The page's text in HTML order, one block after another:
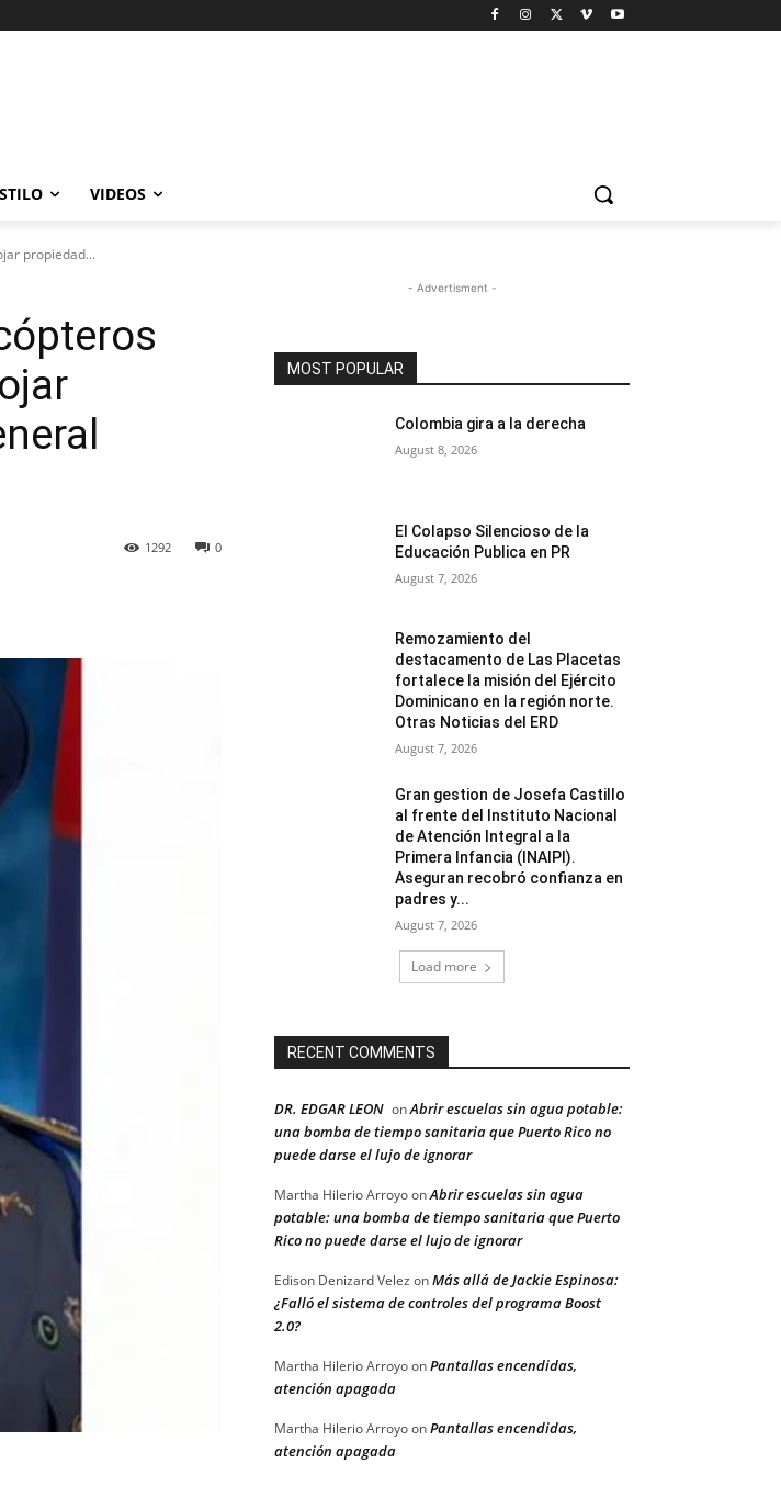
VIDEOS
propiedad...
0
1292
- Advertisment -
MOST POPULAR
Colombia gira a la derecha
August 8, 2026
El Colapso Silencioso de la
Educación Publica en PR
August 7, 2026
Remozamiento del
destacamento de Las Placetas
fortalece la misión del Ejército
Dominicano en la región norte.
Otras Noticias del ERD
August 7, 2026
Gran gestion de Josefa Castillo
al frente del Instituto Nacional
de Atención Integral a la
Primera Infancia (INAIPI).
Aseguran recobró confianza en
padres y...
August 7, 2026
Load more
RECENT COMMENTS
DR. EDGAR LEON onAbrir escuelas sin agua potable:
una bomba de tiempo sanitaria que Puerto Rico no
puede darse el lujo de ignorar
Martha Hilerio ArroyoonAbrir escuelas sin agua
potable: una bomba de tiempo sanitaria que Puerto
Rico no puede darse el lujo de ignorar
Edison Denizard Velez onMás allá de Jackie Espinosa:
¿Falló el sistema de controles del programa Boost
2.0?
Martha Hilerio ArroyoonPantallas encendidas,
atención apagada
Martha Hilerio ArroyoonPantallas encendidas,
atención apagada